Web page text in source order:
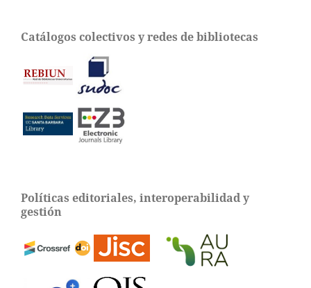
Catálogos colectivos y redes de bibliotecas
Políticas editoriales, interoperabilidad y
gestión